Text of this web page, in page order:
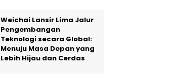
Weichai Lansir Lima Jalur
Pengembangan
Teknologi secara Global:
Menuju Masa Depan yang
Lebih Hijau dan Cerdas